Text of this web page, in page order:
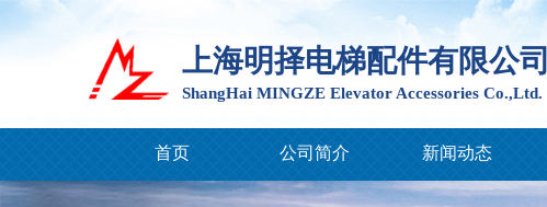
上海明择电梯配件有限公司
ShangHai MINGZE Elevator Accessories Co.,Ltd.
首页 公司简介 新闻动态